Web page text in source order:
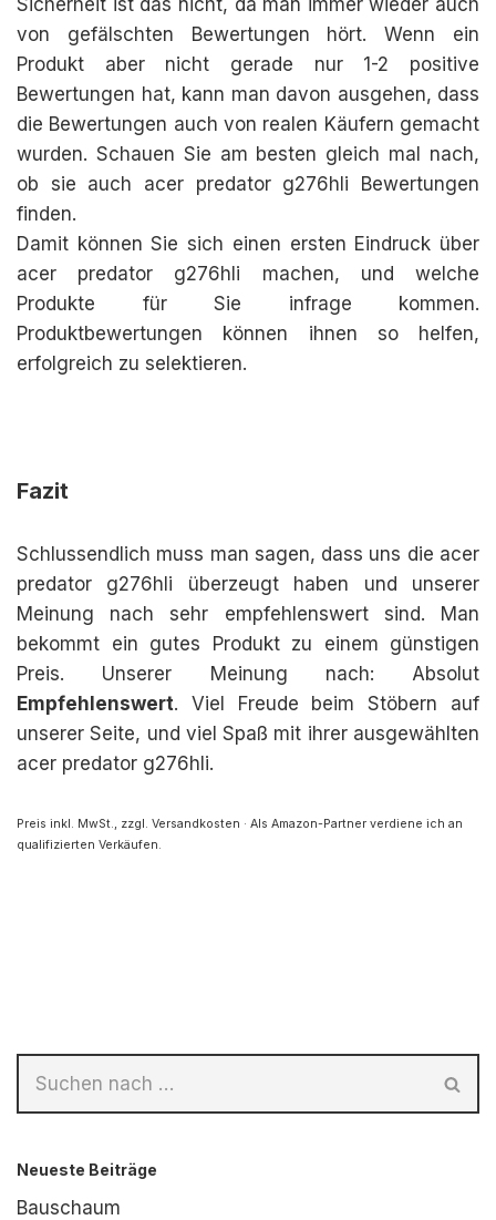
Sicherheit ist das nicht, da man immer wieder auch
von gefälschten Bewertungen hört. Wenn ein
Produkt aber nicht gerade nur 1-2 positive
Bewertungen hat, kann man davon ausgehen, dass
die Bewertungen auch von realen Käufern gemacht
wurden. Schauen Sie am besten gleich mal nach,
ob sie auch acer predator g276hli Bewertungen
finden.
Damit können Sie sich einen ersten Eindruck über
acer predator g276hli machen, und welche
Produkte für Sie infrage kommen.
Produktbewertungen können ihnen so helfen,
erfolgreich zu selektieren.
Fazit
Schlussendlich muss man sagen, dass uns die acer
predator g276hli überzeugt haben und unserer
Meinung nach sehr empfehlenswert sind. Man
bekommt ein gutes Produkt zu einem günstigen
Preis. Unserer Meinung nach: Absolut
Empfehlenswert. Viel Freude beim Stöbern auf
unserer Seite, und viel Spaß mit ihrer ausgewählten
acer predator g276hli.
Preis inkl. MwSt., zzgl. Versandkosten · Als Amazon-Partner verdiene ich an
qualifizierten Verkäufen.
Neueste Beiträge
Bauschaum